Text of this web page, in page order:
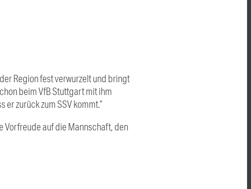
Region fest verwurzelt und bringt
beim VfB Stuttgart mit ihm
zurück zum SSV kommt.“
Vorfreude auf die Mannschaft, den